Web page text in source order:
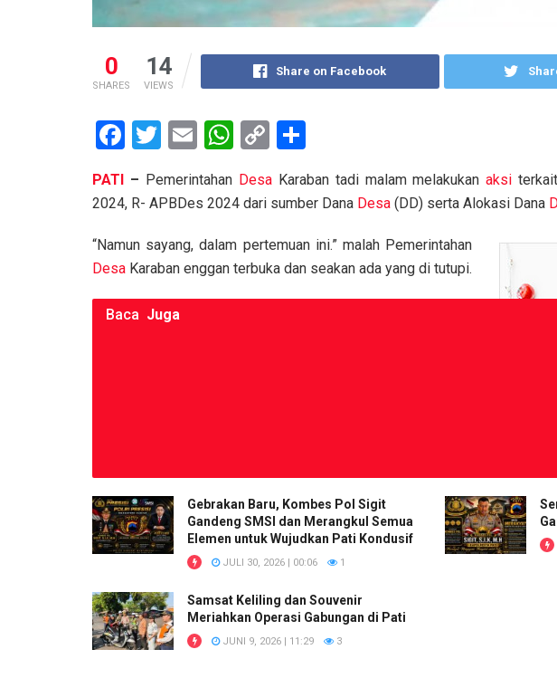
0
SHARES
14
VIEWS
Share on Facebook
F
ce
b
o
o
k
T
tt
E
ail
W
at
A
p
p
C
py
n
k
ar
PATI – Pemerintahan DesaKaraban tadi malam melakukanaksi
2024, R- APBDes 2024 dari sumber Dana Desa (DD) serta Alokasi Dana
“Namun sayang, dalam pertemuan ini.” malah Pemerintahan
Desa Karaban enggan terbuka dan seakan ada yang di tutupi.
Baca Juga
Gebrakan Baru, Kombes Pol Sigit
Gandeng SMSI dan Merangkul Semua
Elemen untuk Wujudkan Pati Kondusif
JULI 30, 2026 | 00:06 1
Samsat Keliling dan Souvenir
Meriahkan Operasi Gabungan di Pati
JUNI 9, 2026 | 11:29 3